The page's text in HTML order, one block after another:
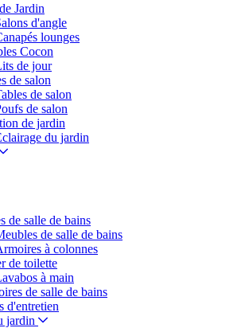
Jardin
d'angle
lounges
Cocon
de jour
de salon
de salon
de salon
de jardin
du jardin
de salle de bains
de salle de bains
à colonnes
de toilette
à main
de salle de bains
d'entretien
jardin